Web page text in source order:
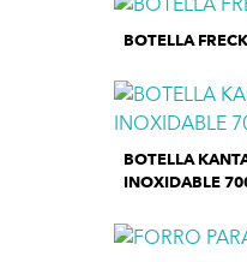
BOTELLA
BOTELLA
INOXIDABLE